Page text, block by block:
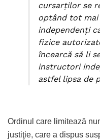
cursarţilor se
optând tot
independenţi
fizice
încearcă să li
instructori
astfel lipsa de
Ordinul care limitează
justiţie, care a dispus